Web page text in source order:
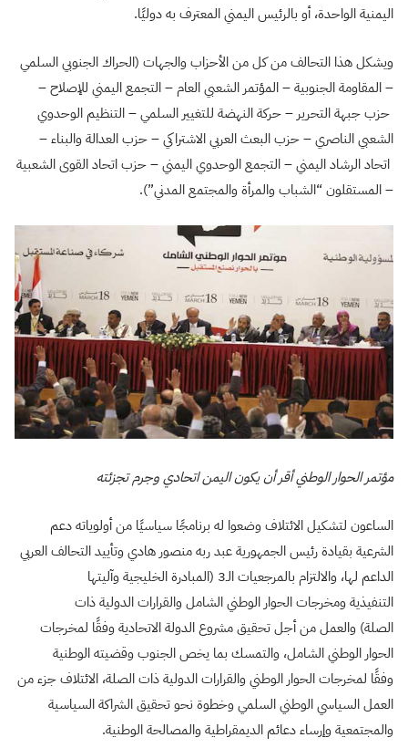
اليمنية الواحدة، أو بالرئيس اليمني المعترف به دوليًا.
ويشكل هذا التحالف من كل من الأحزاب والجهات (الحراك الجنوبي السلمي
– المقاومة الجنوبية – المؤتمر الشعبي العام – التجمع اليمني للإصلاح –
حزب جبهة التحرير – حركة النهضة للتغيير السلمي – التنظيم الوحدوي
الشعبي الناصري – حزب البعث العربي الاشتراكي – حزب العدالة والبناء –
اتحاد الرشاد اليمني – التجمع الوحدوي اليمني – حزب اتحاد القوى الشعبية
– المستقلون “الشباب والمرأة والمجتمع المدني”).
مؤتمر الحوار الوطني أقر أن يكون اليمن اتحادي وجرم تجزئته
الساعون لتشكيل الائتلاف وضعوا له برنامجًا سياسيًا من أولوياته دعم
الشرعية بقيادة رئيس الجمهورية عبد ربه منصور هادي وتأييد التحالف العربي
الداعم لها، والالتزام بالمرجعيات الـ3 (المبادرة الخليجية وآليتها
التنفيذية ومخرجات الحوار الوطني الشامل والقرارات الدولية ذات
الصلة) والعمل من أجل تحقيق مشروع الدولة الاتحادية وفقًا لمخرجات
الحوار الوطني الشامل، والتمسك بما يخص الجنوب وقضيته الوطنية
وفقًا لمخرجات الحوار الوطني والقرارات الدولية ذات الصلة، الائتلاف جزء من
العمل السياسي الوطني السلمي وخطوة نحو تحقيق الشراكة السياسية
والمجتمعية وإرساء دعائم الديمقراطية والمصالحة الوطنية.